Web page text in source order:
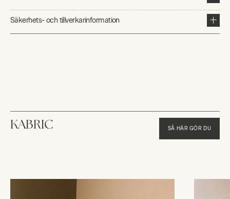
Säkerhets- och tillverkarinformation
KABRIC SÅ HÄR GÖR DU